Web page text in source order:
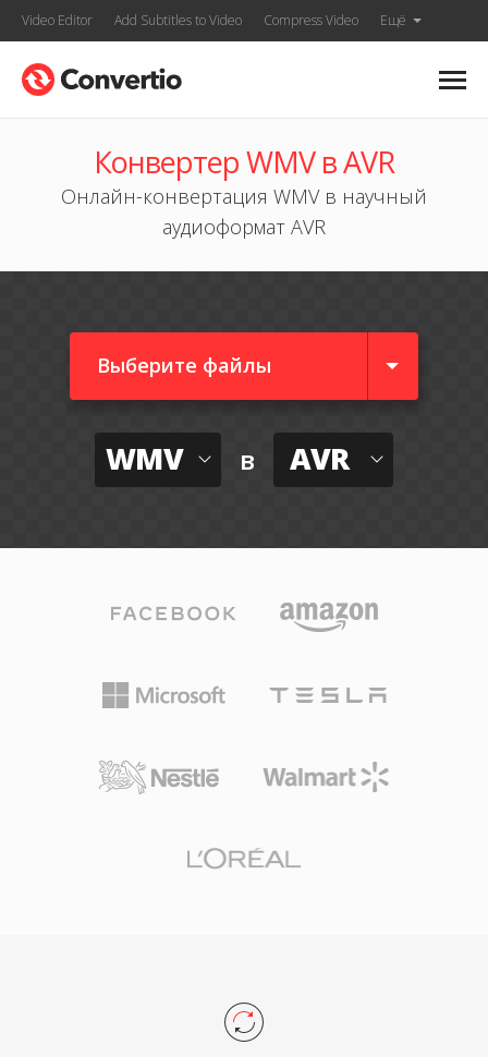
Video Editor Add Subtitles to Video Compress Video Ещё
Конвертер WMV в AVR
Онлайн-конвертация WMV в научный
аудиоформат AVR
Выберите файлы
WMV в AVR